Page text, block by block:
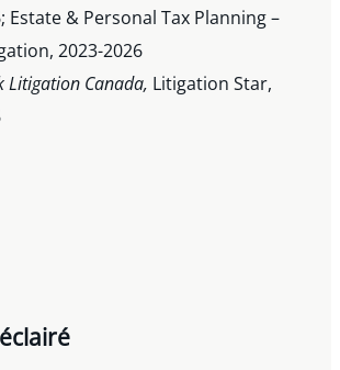
Estate & Personal Tax Planning –
2023-2026
Litigation Canada, Litigation Star,